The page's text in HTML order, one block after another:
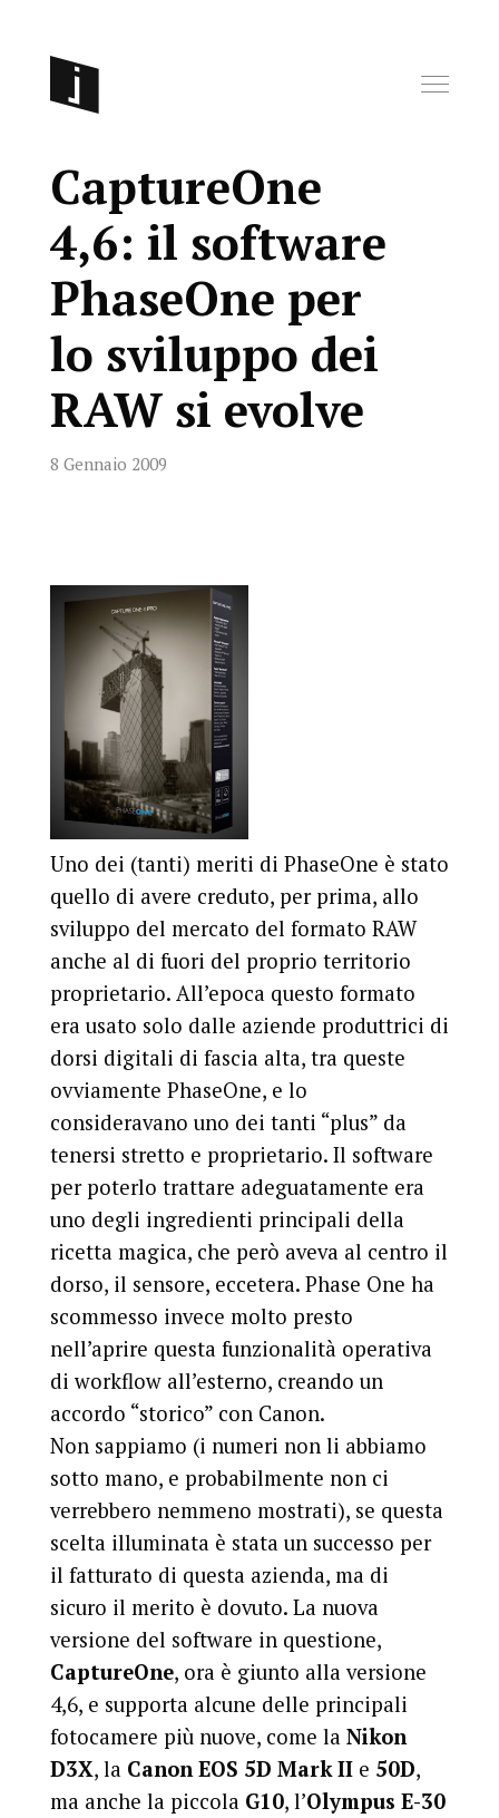
CaptureOne
4,6: il software
PhaseOne per
lo sviluppo dei
RAW si evolve
8 Gennaio 2009
Uno dei (tanti) meriti di PhaseOne è stato
quello di avere creduto, per prima, allo
sviluppo del mercato del formato RAW
anche al di fuori del proprio territorio
proprietario. All’epoca questo formato
era usato solo dalle aziende produttrici di
dorsi digitali di fascia alta, tra queste
ovviamente PhaseOne, e lo
consideravano uno dei tanti “plus” da
tenersi stretto e proprietario. Il software
per poterlo trattare adeguatamente era
uno degli ingredienti principali della
ricetta magica, che però aveva al centro il
dorso, il sensore, eccetera. Phase One ha
scommesso invece molto presto
nell’aprire questa funzionalità operativa
di workflow all’esterno, creando un
accordo “storico” con Canon.
Non sappiamo (i numeri non li abbiamo
sotto mano, e probabilmente non ci
verrebbero nemmeno mostrati), se questa
scelta illuminata è stata un successo per
il fatturato di questa azienda, ma di
sicuro il merito è dovuto. La nuova
versione del software in questione,
CaptureOne, ora è giunto alla versione
4,6, e supporta alcune delle principali
fotocamere più nuove, come la Nikon
D3X, la Canon EOS 5D Mark IIe 50D,
ma anche la piccola G10, l’Olympus E-30